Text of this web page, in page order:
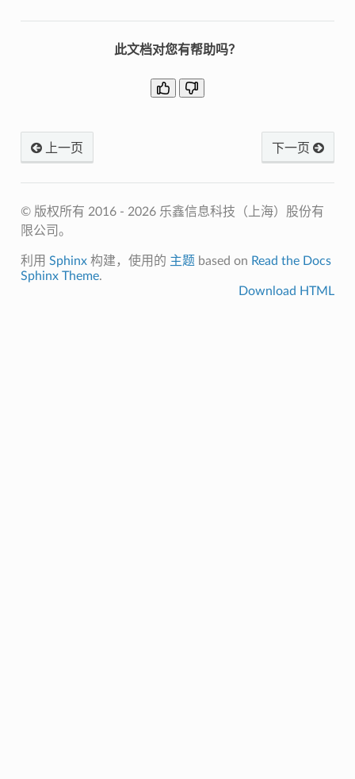
此文档对您有帮助吗？
上一页 下一页
© 版权所有 2016 - 2026 乐鑫信息科技（上海）股份有
限公司。
利用 Sphinx构建，使用的 主题 based on Read the Docs
Sphinx Theme.
Download HTML